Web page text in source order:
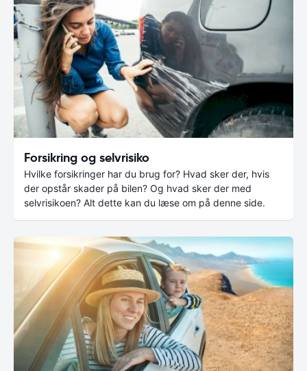
Forsikring og selvrisiko
Hvilke forsikringer har du brug for? Hvad sker der, hvis
der opstår skader på bilen? Og hvad sker der med
selvrisikoen? Alt dette kan du læse om på denne side.